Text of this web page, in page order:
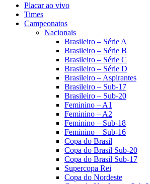
Placar ao vivo
Times
Campeonatos
Nacionais
Brasileiro – Série A
Brasileiro – Série B
Brasileiro – Série C
Brasileiro – Série D
Brasileiro – Aspirantes
Brasileiro – Sub-17
Brasileiro – Sub-20
Feminino – A1
Feminino – A2
Feminino – Sub-18
Feminino – Sub-16
Copa do Brasil
Copa do Brasil Sub-20
Copa do Brasil Sub-17
Supercopa Rei
Copa do Nordeste